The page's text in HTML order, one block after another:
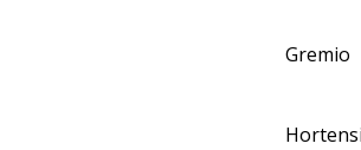
Gremio